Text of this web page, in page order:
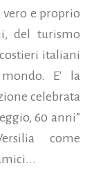
e proprio
del turismo
italiani
E' la
celebrata
60 anni”
come